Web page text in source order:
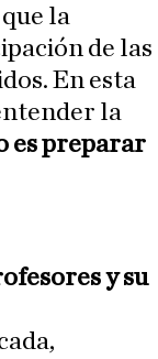
la
de las
En esta
la
es preparar
y su